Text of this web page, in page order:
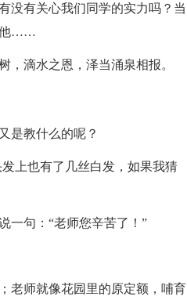
没有关心我们同学的实力吗？当
他……
，滴水之恩，泽当涌泉相报。
是教什么的呢？
上也有了几丝白发，如果我猜
一句：“老师您辛苦了！”
老师就像花园里的原定额，哺育